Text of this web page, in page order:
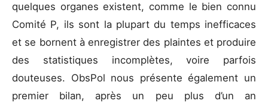
quelques organes existent, comme le bien connu
Comité P, ils sont la plupart du temps inefficaces
et se bornent à enregistrer des plaintes et produire
des statistiques incomplètes, voire parfois
douteuses. ObsPol nous présente également un
premier bilan, après un peu plus d’un an